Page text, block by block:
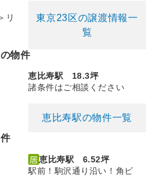
リ
東京23区の譲渡情報一
覧
物件
恵比寿駅 18.3坪
諸条件はご相談ください
恵比寿駅の物件一覧
恵比寿駅 6.52坪
駅前！駒沢通り沿い！角ビ